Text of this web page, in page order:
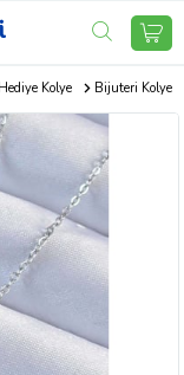
Hediye Kolye Bijuteri Kolye